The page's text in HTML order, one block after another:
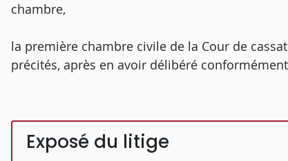
chambre,
la première chambre civile de la Cour de
précités, après en avoir délibéré
Exposé du litige